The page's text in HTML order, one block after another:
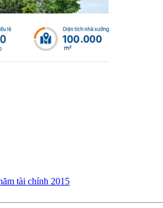
tài chính 2015